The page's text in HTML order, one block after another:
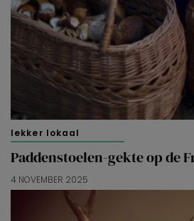
lekker lokaal
Paddenstoelen-gekte op de
4 NOVEMBER 2025